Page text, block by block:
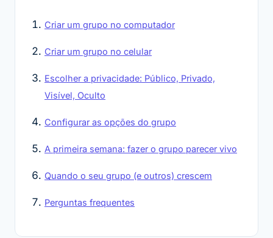
Criar um grupo no computador
Criar um grupo no celular
Escolher a privacidade: Público, Privado,
Visível, Oculto
Configurar as opções do grupo
A primeira semana: fazer o grupo parecer vivo
Quando o seu grupo (e outros) crescem
Perguntas frequentes